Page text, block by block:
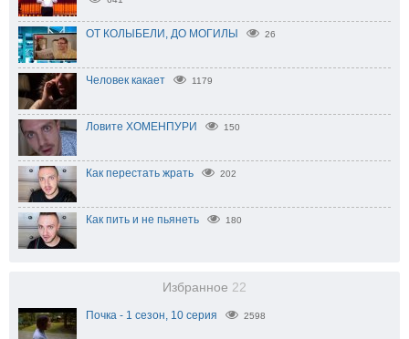
ОТ КОЛЫБЕЛИ, ДО МОГИЛЫ 26
Человек какает 1179
Ловите ХОМЕНПУРИ 150
Как перестать жрать 202
Как пить и не пьянеть 180
Избранное 22
Почка - 1 сезон, 10 серия 2598